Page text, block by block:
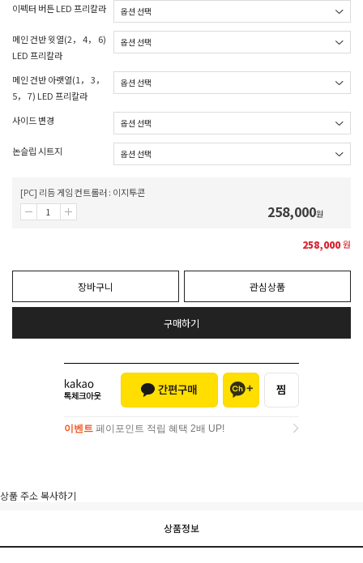
이펙터 버튼 LED 프리칼라
메인 건반 윗열(2， 4， 6)
LED 프리칼라
메인 건반 아랫열(1， 3，
5， 7) LED 프리칼라
사이드 변경
논슬립 시트지
[PC] 리듬 게임 컨트롤러 : 이지투콘
258,000원
258,000원
장바구니 관심상품
구매하기
이벤트 페이포인트 적립 혜택 2배 UP!
상품 주소 복사하기
상품정보